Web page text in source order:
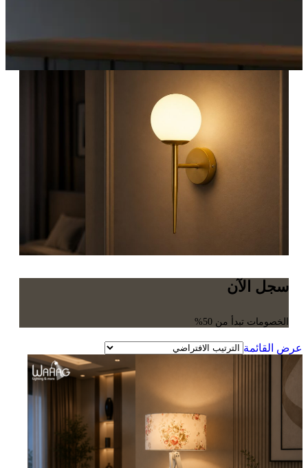
سجل الآن
الخصومات تبدأ من 50%
عرض القائمة